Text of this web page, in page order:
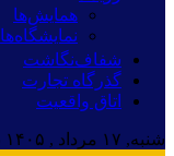
همایش‌ها
نمایشگاه‌ها
شفاف‌نگاشت
گذرگاه تجارت
اتاق واقعیت
شنبه, ۱۷ مرداد , ۱۴۰۵ برابر با - Saturday, 8 August , 2026